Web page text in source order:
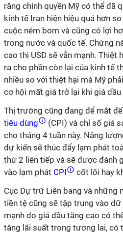
rằng chính quyền Mỹ có thể đã
kinh tế Iran hiện hiệu quả hơn
cuộc ném bom và cũng có lợi
trong nước và quốc tế. Chừng
cao thì USD sẽ vẫn mạnh. Thiệt
ra cho phần còn lại của kinh tế
nhiều so với thiệt hại mà Mỹ
cơ hội mất giá trở lại khi giá
Thị trường cũng đang để mắt
tiêu dùng
(CPI) và chỉ số giá
cho tháng 4 tuần này. Năng
dự kiến sẽ thúc đẩy lạm phát
thứ 2 liên tiếp và sẽ được đánh
vào lạm phát CPI
cốt lõi hay
Cục Dự trữ Liên bang và những
tiền tệ cũng sẽ tập trung vào dữ
mạnh do giá dầu tăng cao có
tăng lãi suất trong tương lai, có